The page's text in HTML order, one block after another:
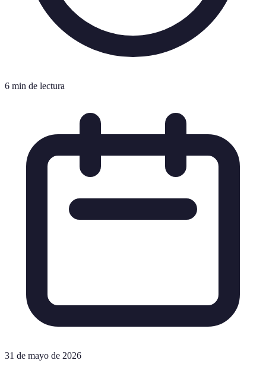
6 min de lectura
31 de mayo de 2026